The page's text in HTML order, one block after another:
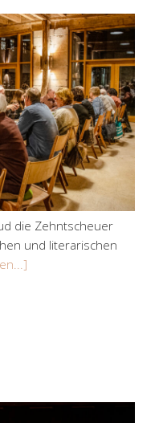
die Zehntscheuer
und literarischen